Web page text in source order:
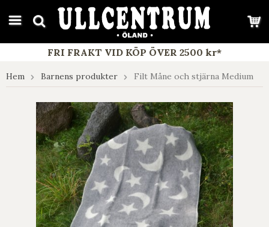
google-site-verification: google7e4b1026db5d9f32.html
FRI FRAKT VID KÖP ÖVER 2500 kr*
Hem Barnens produkter Filt Måne och stjärna Medium